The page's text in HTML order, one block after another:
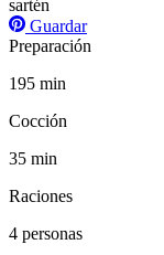
Guardar
Preparación
195 min
Cocción
35 min
Raciones
4 personas